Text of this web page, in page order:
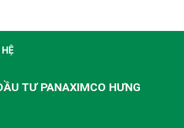
TƯ PANAXIMCO HƯNG